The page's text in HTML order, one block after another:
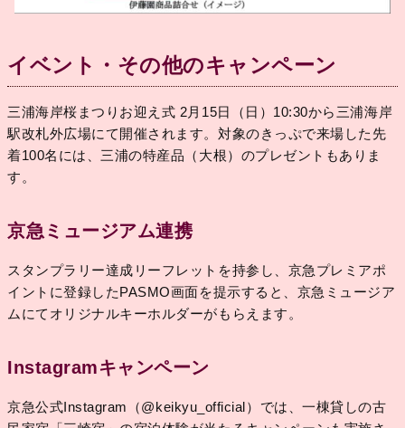
イベント・その他のキャンペーン
三浦海岸桜まつりお迎え式 2月15日（日）10:30から三浦海岸
駅改札外広場にて開催されます。対象のきっぷで来場した先
着100名には、三浦の特産品（大根）のプレゼントもありま
す。
京急ミュージアム連携
スタンプラリー達成リーフレットを持参し、京急プレミアポ
イントに登録したPASMO画面を提示すると、京急ミュージア
ムにてオリジナルキーホルダーがもらえます。
Instagramキャンペーン
京急公式Instagram（@keikyu_official）では、一棟貸しの古